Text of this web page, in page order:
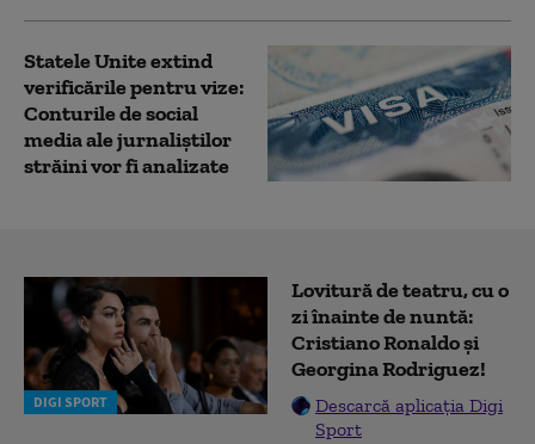
Statele Unite extind
verificările pentru vize:
Conturile de social
media ale jurnaliștilor
străini vor fi analizate
DIGI SPORT
Lovitură de teatru, cu o
zi înainte de nuntă:
Cristiano Ronaldo și
Georgina Rodriguez!
Descarcă aplicația Digi
Sport